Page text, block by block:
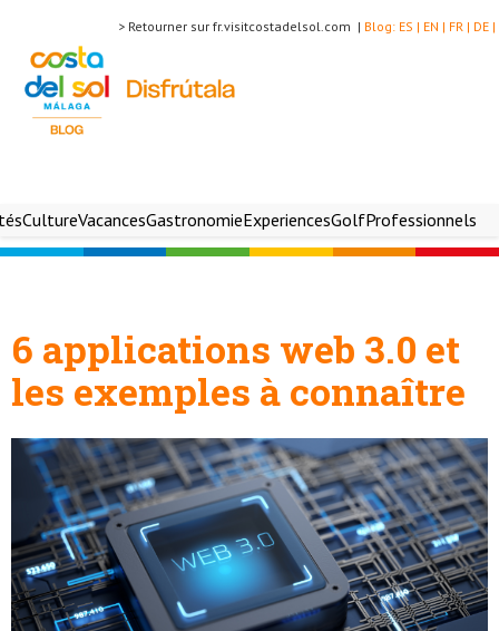
DE |
FR |
EN |
ES |
Blog:
> Retourner sur fr.visitcostadelsol.com |
CultureVacancesGastronomieExperiencesGolfProfessionnels
6 applications web 3.0 et
les exemples à connaître